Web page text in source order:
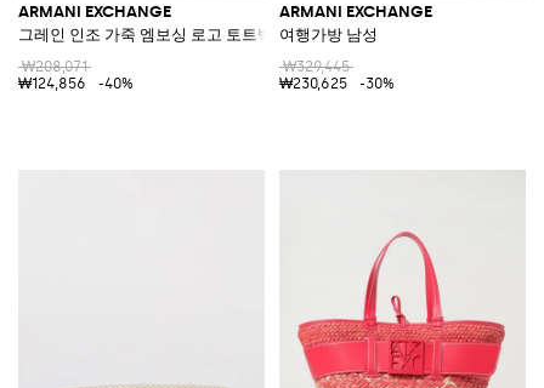
ARMANI EXCHANGE
그레인 인조 가죽 엠보싱 로고 토트백
₩208,071
₩124,856
-40%
ARMANI EXCHANGE
여행가방 남성
₩329,445
₩230,625
-30%